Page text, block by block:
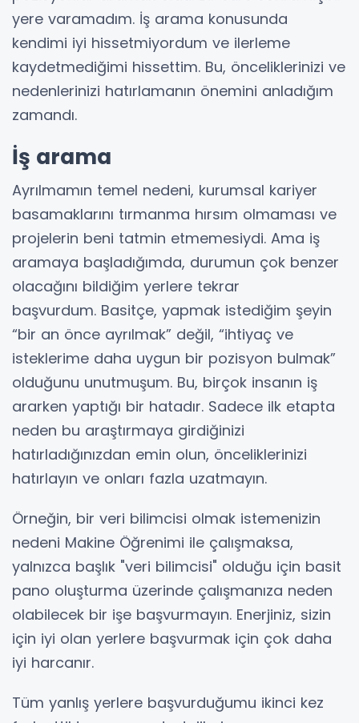
yere varamadım. İş arama konusunda
kendimi iyi hissetmiyordum ve ilerleme
kaydetmediğimi hissettim. Bu, önceliklerinizi ve
nedenlerinizi hatırlamanın önemini anladığım
zamandı.
İş arama
Ayrılmamın temel nedeni, kurumsal kariyer
basamaklarını tırmanma hırsım olmaması ve
projelerin beni tatmin etmemesiydi. Ama iş
aramaya başladığımda, durumun çok benzer
olacağını bildiğim yerlere tekrar
başvurdum. Basitçe, yapmak istediğim şeyin
“bir an önce ayrılmak” değil, “ihtiyaç ve
isteklerime daha uygun bir pozisyon bulmak”
olduğunu unutmuşum. Bu, birçok insanın iş
ararken yaptığı bir hatadır. Sadece ilk etapta
neden bu araştırmaya girdiğinizi
hatırladığınızdan emin olun, önceliklerinizi
hatırlayın ve onları fazla uzatmayın.
Örneğin, bir veri bilimcisi olmak istemenizin
nedeni Makine Öğrenimi ile çalışmaksa,
yalnızca başlık "veri bilimcisi" olduğu için basit
pano oluşturma üzerinde çalışmanıza neden
olabilecek bir işe başvurmayın. Enerjiniz, sizin
için iyi olan yerlere başvurmak için çok daha
iyi harcanır.
Tüm yanlış yerlere başvurduğumu ikinci kez